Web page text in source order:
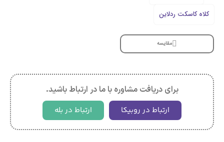
کلاه کاسکت ردلاین
مقایسه
برای دریافت مشاوره با ما در ارتباط باشید.
ارتباط در روبیکا ارتباط در بله